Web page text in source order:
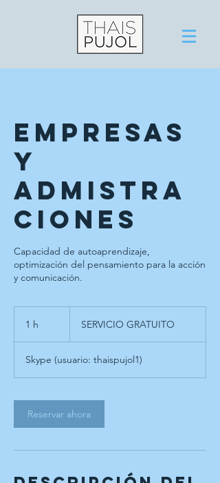
Empresas
y
admistra
ciones
Capacidad de autoaprendizaje,
optimización del pensamiento para la acción
y comunicación.
1 h SERVICIO GRATUITO
Skype (usuario: thaispujol1)
Reservar ahora